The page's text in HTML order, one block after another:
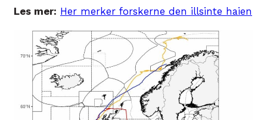
Les mer: Her merker forskerne den illsinte haien